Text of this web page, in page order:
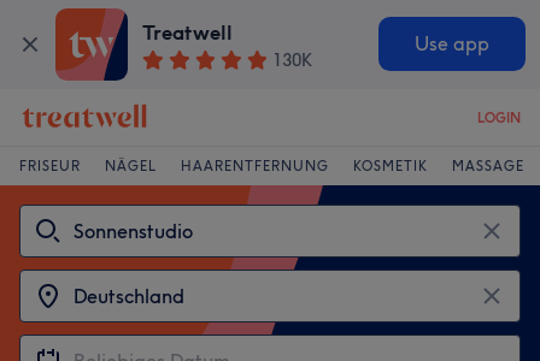
Treatwell
130K
Use app
LOGIN
FRISEUR NÄGEL HAARENTFERNUNG KOSMETIK MASSAGE